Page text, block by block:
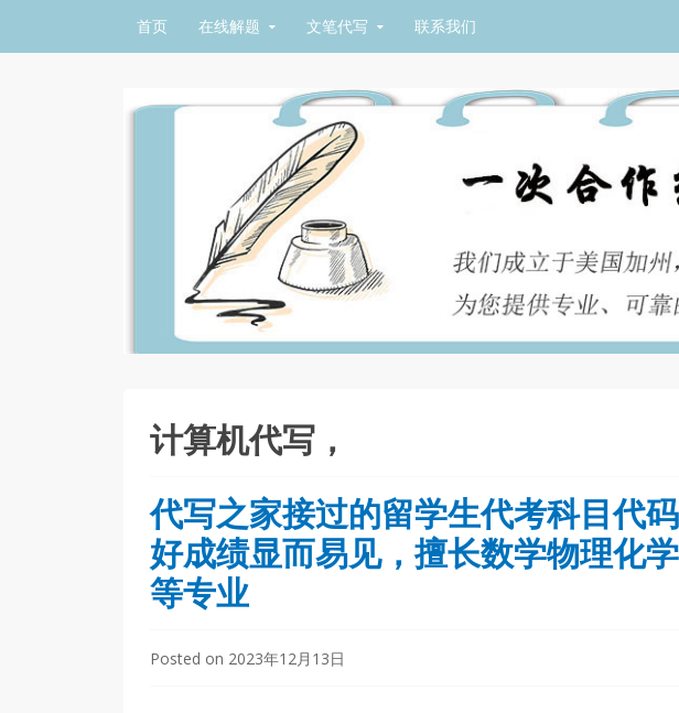
首页 在线解题 文笔代写 联系我们
计算机代写，
代写之家接过的留学生代考科目代
好成绩显而易见，擅长数学物理化
等专业
Posted on 2023年12月13日